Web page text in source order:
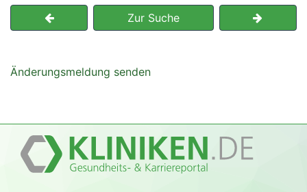
Zur Suche
Änderungsmeldung senden